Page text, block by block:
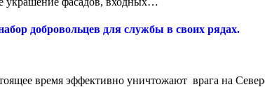
добровольцев для службы в своих рядах.
время эффективно уничтожают врага на